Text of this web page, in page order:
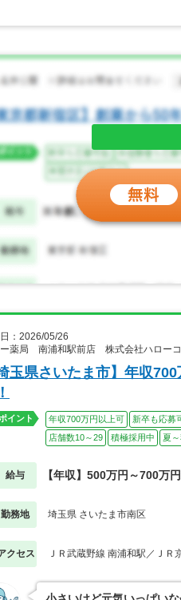
：2026/05/26
薬局 南浦和駅前店 株式会社ハローコ
埼玉県さいたま市】年収
イント 年収700万円以上可 新卒も応募
店舗数10～29
積極採用中 夏
給与 【年収】500万円～700万
勤務地 埼玉県 さいたま市南区
クセス ＪＲ武蔵野線 南浦和駅／ＪＲ